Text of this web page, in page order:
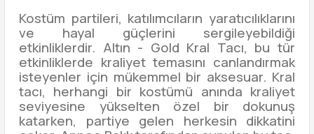
Kostüm partileri, katılımcıların yaratıcılıklarını
ve hayal güçlerini sergileyebildiği
etkinliklerdir. Altın - Gold Kral Tacı, bu tür
etkinliklerde kraliyet temasını canlandırmak
isteyenler için mükemmel bir aksesuar. Kral
tacı, herhangi bir kostümü anında kraliyet
seviyesine yükselten özel bir dokunuş
katarken, partiye gelen herkesin dikkatini